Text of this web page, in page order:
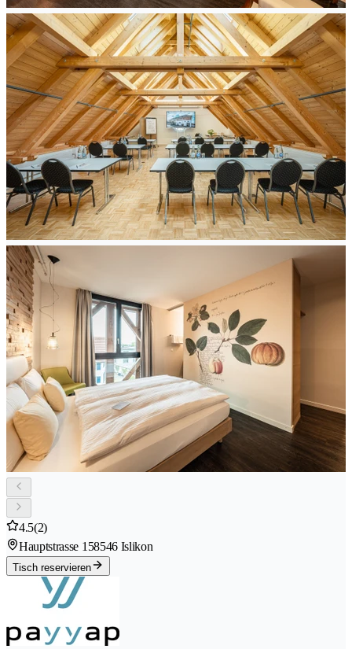
4.5(2)
Hauptstrasse 158546 Islikon
Tisch reservieren